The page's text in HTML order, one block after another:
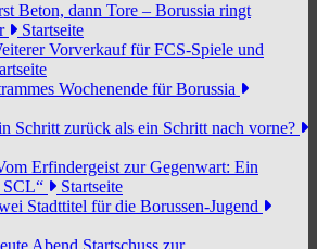
Beton, dann Tore – Borussia ringt
Startseite
Vorverkauf für FCS-Spiele und
Wochenende für Borussia
Schritt zurück als ein Schritt nach vorne?
Erfindergeist zur Gegenwart: Ein
SCL“
Startseite
Stadttitel für die Borussen-Jugend
Abend Startschuss zur